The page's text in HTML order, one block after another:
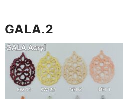
GALA.2